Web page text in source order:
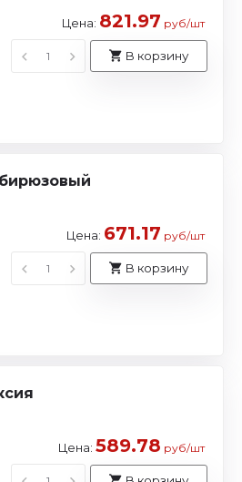
Цена: 821.97 руб/шт
В корзину
Цена: 671.17 руб/шт
В корзину
Цена: 589.78 руб/шт